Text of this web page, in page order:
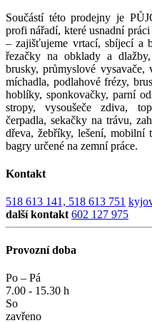
Součástí této prodejny je
profi nářadí, které usnadní
– zajišťujeme vrtací, sbíjecí a
řezačky na obklady a
brusky, průmyslové vysavače,
míchadla, podlahové frézy,
hoblíky, sponkovačky, parní
stropy, vysoušeče zdiva,
čerpadla, sekačky na trávu,
dřeva, žebříky, lešení, mobilní
bagry určené na zemní práce.
Kontakt
518 613 141, 518 613 751
další kontakt 602 127 975
Provozní doba
Po – Pá
7.00 - 15.30 h
So
zavřeno